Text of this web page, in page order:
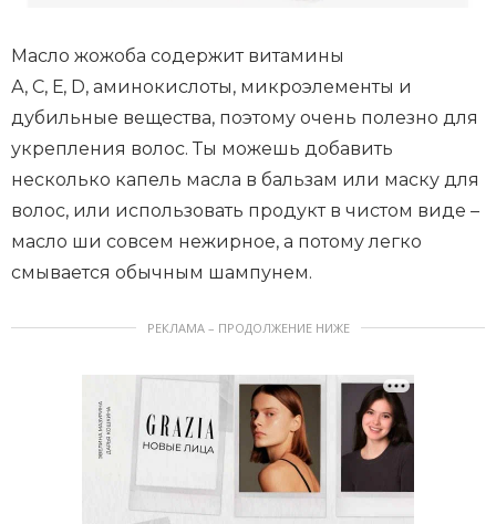
Масло жожоба содержит витамины
А, С, Е, D, аминокислоты, микроэлементы и
дубильные вещества, поэтому очень полезно для
укрепления волос. Ты можешь добавить
несколько капель масла в бальзам или маску для
волос, или использовать продукт в чистом виде –
масло ши совсем нежирное, а потому легко
смывается обычным шампунем.
РЕКЛАМА – ПРОДОЛЖЕНИЕ НИЖЕ